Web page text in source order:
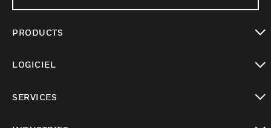
PRODUCTS
LOGICIEL
SERVICES